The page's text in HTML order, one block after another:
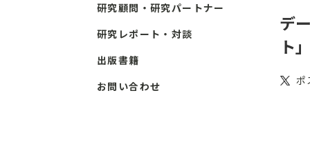
研究顧問・研究パートナー
研究レポート・対談
出版書籍
お問い合わせ
デ
ト
ポ